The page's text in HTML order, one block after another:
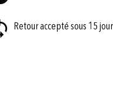
Retour accepté sous 15